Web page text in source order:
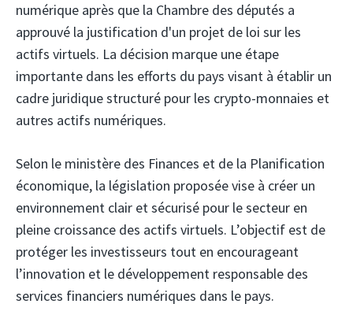
numérique après que la Chambre des députés a
approuvé la justification d'un projet de loi sur les
actifs virtuels. La décision marque une étape
importante dans les efforts du pays visant à établir un
cadre juridique structuré pour les crypto-monnaies et
autres actifs numériques.
Selon le ministère des Finances et de la Planification
économique, la législation proposée vise à créer un
environnement clair et sécurisé pour le secteur en
pleine croissance des actifs virtuels. L’objectif est de
protéger les investisseurs tout en encourageant
l’innovation et le développement responsable des
services financiers numériques dans le pays.